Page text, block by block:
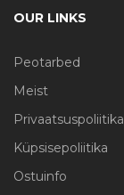
OUR LINKS
Peotarbed
Meist
Privaatsuspoliitika
Küpsisepoliitika
Ostuinfo